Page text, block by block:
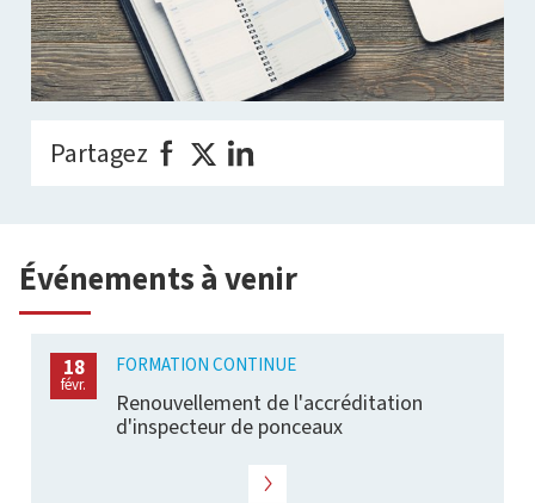
Partagez
Événements à venir
18
févr.
FORMATION CONTINUE
Renouvellement de l'accréditation
d'inspecteur de ponceaux